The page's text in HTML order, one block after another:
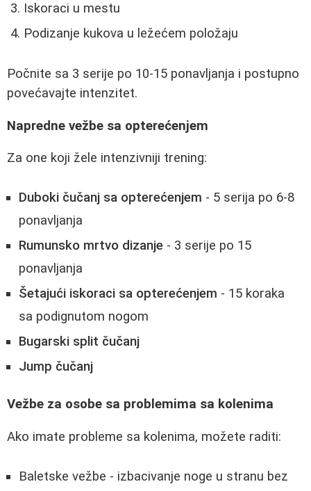
Iskoraci u mestu
Podizanje kukova u ležećem položaju
Počnite sa 3 serije po 10-15 ponavljanja i postupno
povećavajte intenzitet.
Napredne vežbe sa opterećenjem
Za one koji žele intenzivniji trening:
Duboki čučanj sa opterećenjem - 5 serija po 6-8
ponavljanja
Rumunsko mrtvo dizanje - 3 serije po 15
ponavljanja
Šetajući iskoraci sa opterećenjem - 15 koraka
sa podignutom nogom
Bugarski split čučanj
Jump čučanj
Vežbe za osobe sa problemima sa kolenima
Ako imate probleme sa kolenima, možete raditi:
Baletske vežbe - izbacivanje noge u stranu bez